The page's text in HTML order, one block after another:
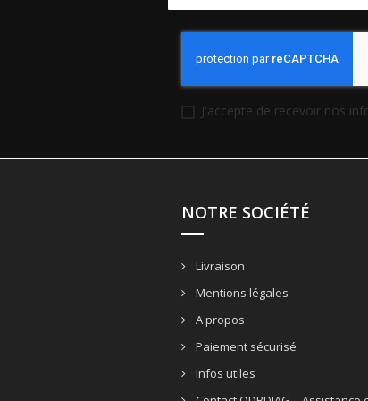
J'accepte de recevoir nos
NOTRE SOCIÉTÉ
Livraison
Mentions légales
A propos
Paiement sécurisé
Infos utiles